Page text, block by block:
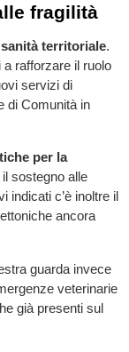
fragilità
sanità territoriale.
rafforzare il ruolo
servizi di
di Comunità in
per la
sostegno alle
indicati c’è inoltre il
ancora
guarda invece
veterinarie
già presenti sul